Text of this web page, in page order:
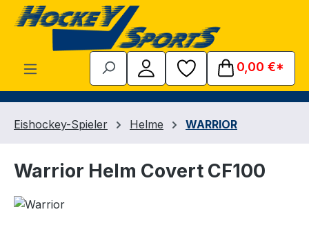
Zum Hauptinhalt springen
0,00 €*
Eishockey-Spieler Helme WARRIOR
Warrior Helm Covert CF100